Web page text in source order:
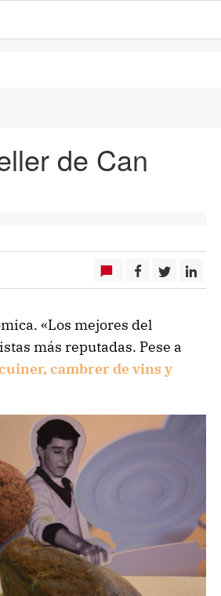
de Can
«Los mejores del
más reputadas. Pese a
cambrer de vins y